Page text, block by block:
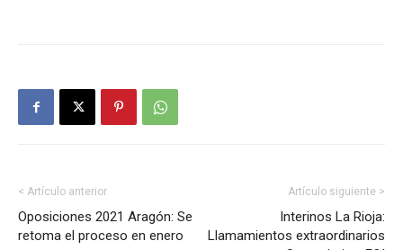
< Artículo anterior
Oposiciones 2021 Aragón: Se
retoma el proceso en enero
Artículo siguiente >
Interinos La Rioja:
Llamamientos extraordinarios